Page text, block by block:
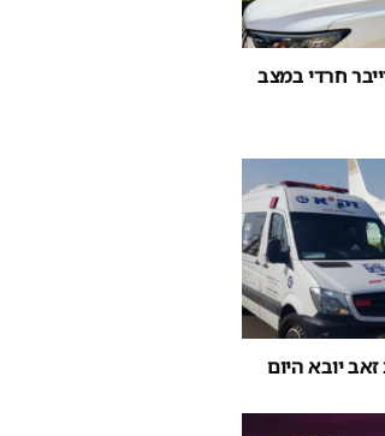
חרדי במצב
יובא היום